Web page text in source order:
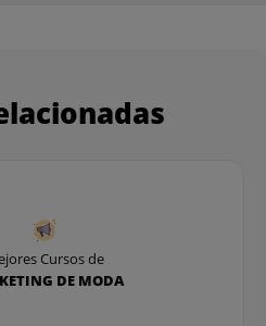
Cursos de
DE MODA